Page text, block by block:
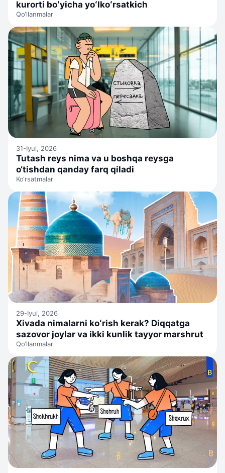
kurorti boʻyicha yoʻlkoʻrsatkich
Qo‘llanmalar
31-Iyul, 2026
Tutash reys nima va u boshqa reysga
o‘tishdan qanday farq qiladi
Ko‘rsatmalar
29-Iyul, 2026
Xivada nimalarni koʻrish kerak? Diqqatga
sazovor joylar va ikki kunlik tayyor marshrut
Qo‘llanmalar